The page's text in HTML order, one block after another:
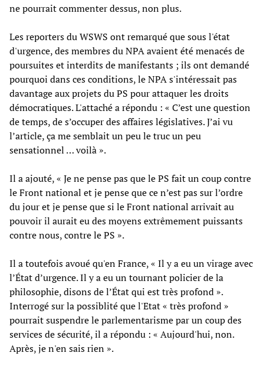
ne pourrait commenter dessus, non plus.
Les reporters du WSWS ont remarqué que sous l'état
d'urgence, des membres du NPA avaient été menacés de
poursuites et interdits de manifestants ; ils ont demandé
pourquoi dans ces conditions, le NPA s'intéressait pas
davantage aux projets du PS pour attaquer les droits
démocratiques. L'attaché a répondu : « C’est une question
de temps, de s’occuper des affaires législatives. J’ai vu
l’article, ça me semblait un peu le truc un peu
sensationnel … voilà ».
Il a ajouté, « Je ne pense pas que le PS fait un coup contre
le Front national et je pense que ce n’est pas sur l’ordre
du jour et je pense que si le Front national arrivait au
pouvoir il aurait eu des moyens extrêmement puissants
contre nous, contre le PS ».
Il a toutefois avoué qu'en France, « Il y a eu un virage avec
l’État d’urgence. Il y a eu un tournant policier de la
philosophie, disons de l’État qui est très profond ».
Interrogé sur la possiblité que l'Etat « très profond »
pourrait suspendre le parlementarisme par un coup des
services de sécurité, il a répondu : « Aujourd'hui, non.
Après, je n'en sais rien ».